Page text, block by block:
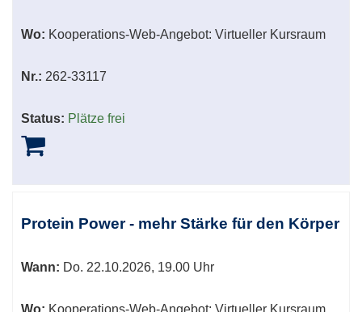
Wo: Kooperations-Web-Angebot: Virtueller Kursraum
Nr.: 262-33117
Status: Plätze frei
Protein Power - mehr Stärke für den Körper
Wann: Do. 22.10.2026, 19.00 Uhr
Wo: Kooperations-Web-Angebot: Virtueller Kursraum